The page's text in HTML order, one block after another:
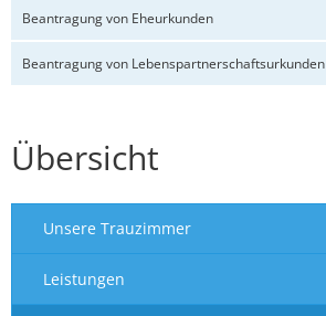
Urkunden
Beantragung von Eheurkunden
Beantragung von Lebenspartnerschaftsurkunden
Übersicht
Unsere Trauzimmer
Leistungen